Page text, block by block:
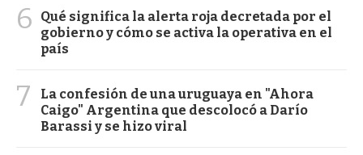
6
Qué significa la alerta roja decretada por el
gobierno y cómo se activa la operativa en el
país
7
La confesión de una uruguaya en "Ahora
Caigo" Argentina que descolocó a Darío
Barassi y se hizo viral